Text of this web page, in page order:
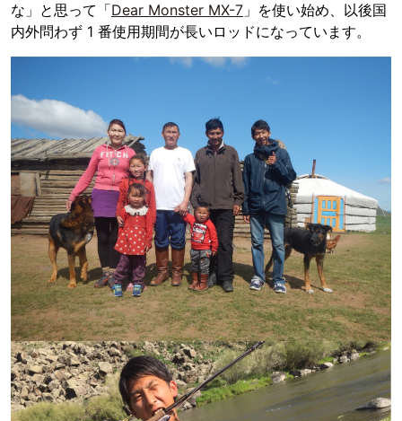
な」と思って「Dear Monster MX-7 」を使い始め、以後国
内外問わず 1 番使用期間が長いロッドになっています。